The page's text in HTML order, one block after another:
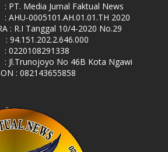
: PT. Media Jurnal Faktual News
: AHU-0005101.AH.01.01.TH 2020
: R.I Tanggal 10/4-2020 No.29
: 94.151.202.2.646.000
: 0220108291338
: Jl.Trunojoyo No 46B Kota Ngawi
: 082143655858